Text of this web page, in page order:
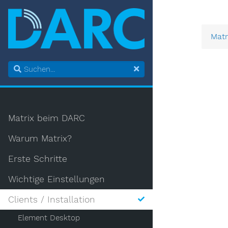
Matrix beim DARC
Warum Matrix?
Erste Schritte
Wichtige Einstellungen
Clients / Installation
Element Desktop